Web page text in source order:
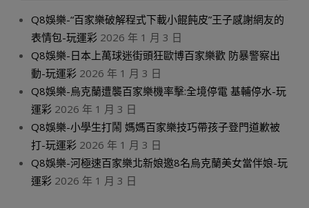
Q8娛樂-“百家樂破解程式下載小餛飩皮”王子感謝網友的
表情包-玩運彩 2026 年 1 月 3 日
Q8娛樂-日本上萬球迷街頭狂歐博百家樂歡 防暴警察出
動-玩運彩 2026 年 1 月 3 日
Q8娛樂-烏克蘭遭襲百家樂機率擊:全境停電 基輔停水-玩
運彩 2026 年 1 月 3 日
Q8娛樂-小學生打鬧 媽媽百家樂技巧帶孩子登門道歉被
打-玩運彩 2026 年 1 月 3 日
Q8娛樂-河極速百家樂北新娘邀8名烏克蘭美女當伴娘-玩
運彩 2026 年 1 月 3 日